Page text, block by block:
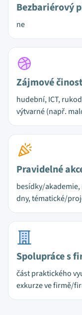
Bezbariérový
ne
Zájmové
hudební, ICT,
výtvarné (např.
Pravidelné
besídky/
dny, tématické/
Spolupráce s
část praktického
exkurze ve firmě/